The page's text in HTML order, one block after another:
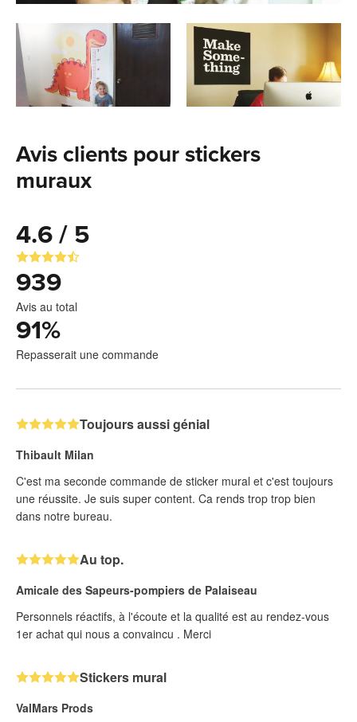
Avis clients pour stickers
muraux
4.6 / 5
939
Avis au total
91%
Repasserait une commande
Toujours aussi génial
Thibault Milan
C'est ma seconde commande de sticker mural et c'est toujours
une réussite. Je suis super content. Ca rends trop trop bien
dans notre bureau.
Au top.
Amicale des Sapeurs-pompiers de Palaiseau
Personnels réactifs, à l'écoute et la qualité est au rendez-vous
1er achat qui nous a convaincu . Merci
Stickers mural
ValMars Prods